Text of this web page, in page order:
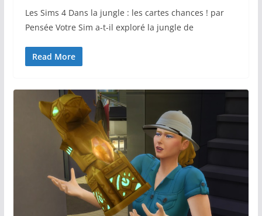
Les Sims 4 Dans la jungle : les cartes chances ! par
Pensée Votre Sim a-t-il exploré la jungle de
Read More